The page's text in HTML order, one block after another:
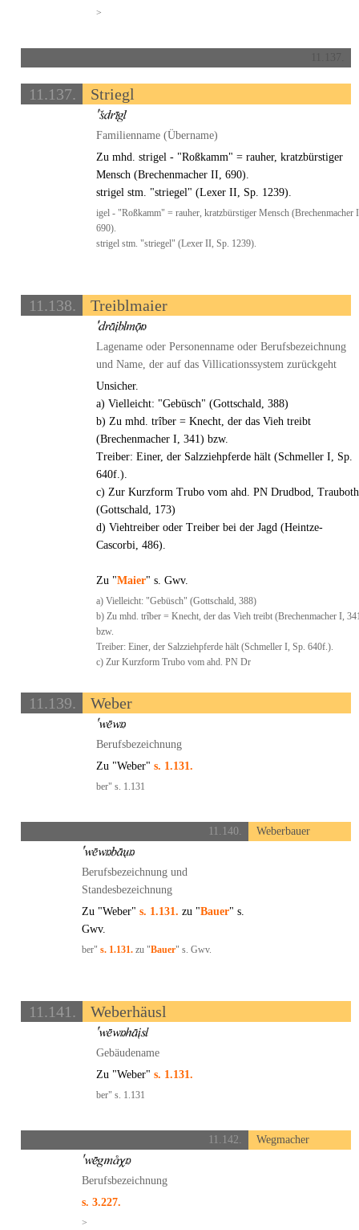
>
11.137. Striegl
Familienname (Übername)
Zu mhd. strigel - "Roßkamm" = rauher, kratzbürstiger
Mensch (Brechenmacher II, 690).
strigel stm. "striegel" (Lexer II, Sp. 1239).
igel - "Roßkamm" = rauher, kratzbürstiger Mensch (Brechenmacher
690).
strigel stm. "striegel" (Lexer II, Sp. 1239).
11.138. Treiblmaier
Lagename oder Personenname oder Berufsbezeichnung
und Name, der auf das Villicationssystem zurückgeht
Unsicher.
a) Vielleicht: "Gebüsch" (Gottschald, 388)
b) Zu mhd. trîber = Knecht, der das Vieh treibt
(Brechenmacher I, 341) bzw.
Treiber: Einer, der Salzziehpferde hält (Schmeller I, Sp.
640f.).
c) Zur Kurzform Trubo vom ahd. PN Drudbod, Trauboth
(Gottschald, 173)
d) Viehtreiber oder Treiber bei der Jagd (Heintze-
Cascorbi, 486).
Zu "Maier" s. Gwv.
a) Vielleicht: "Gebüsch" (Gottschald, 388)
b) Zu mhd. trîber = Knecht, der das Vieh treibt (Brechenmacher I,
bzw.
Treiber: Einer, der Salzziehpferde hält (Schmeller I, Sp. 640f.).
c) Zur Kurzform Trubo vom ahd. PN Dr
11.139. Weber
Berufsbezeichnung
Zu "Weber" s. 1.131.
ber" s. 1.131
11.140. Weberbauer
Berufsbezeichnung und
Standesbezeichnung
Zu "Weber" s. 1.131. zu "Bauer" s.
Gwv.
ber" s. 1.131.zu "Bauer" s. Gwv.
11.141. Weberhäusl
Gebäudename
Zu "Weber" s. 1.131.
ber" s. 1.131
11.142. Wegmacher
Berufsbezeichnung
s. 3.227.
>